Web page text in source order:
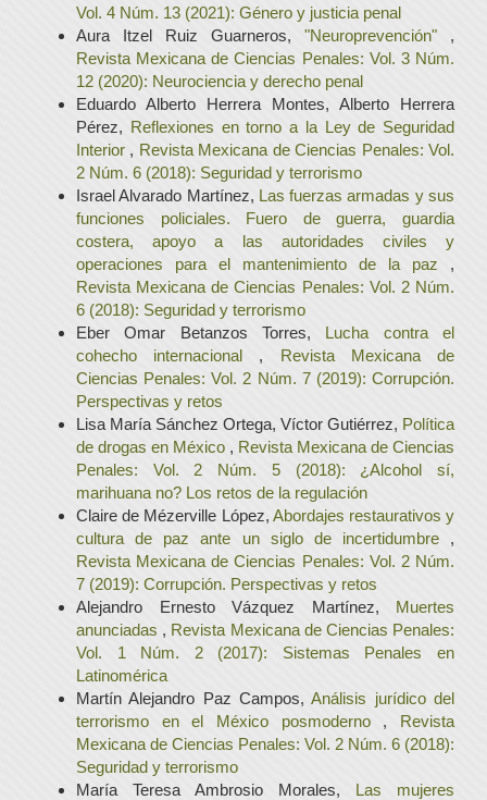
Vol. 4 Núm. 13 (2021): Género y justicia penal
Aura Itzel Ruiz Guarneros, "Neuroprevención" ,
Revista Mexicana de Ciencias Penales: Vol. 3 Núm.
12 (2020): Neurociencia y derecho penal
Eduardo Alberto Herrera Montes, Alberto Herrera
Pérez, Reflexiones en torno a la Ley de Seguridad
Interior , Revista Mexicana de Ciencias Penales: Vol.
2 Núm. 6 (2018): Seguridad y terrorismo
Israel Alvarado Martínez, Las fuerzas armadas y sus
funciones policiales. Fuero de guerra, guardia
costera, apoyo a las autoridades civiles y
operaciones para el mantenimiento de la paz ,
Revista Mexicana de Ciencias Penales: Vol. 2 Núm.
6 (2018): Seguridad y terrorismo
Eber Omar Betanzos Torres, Lucha contra el
cohecho internacional , Revista Mexicana de
Ciencias Penales: Vol. 2 Núm. 7 (2019): Corrupción.
Perspectivas y retos
Lisa María Sánchez Ortega, Víctor Gutiérrez, Política
de drogas en México , Revista Mexicana de Ciencias
Penales: Vol. 2 Núm. 5 (2018): ¿Alcohol sí,
marihuana no? Los retos de la regulación
Claire de Mézerville López, Abordajes restaurativos y
cultura de paz ante un siglo de incertidumbre ,
Revista Mexicana de Ciencias Penales: Vol. 2 Núm.
7 (2019): Corrupción. Perspectivas y retos
Alejandro Ernesto Vázquez Martínez, Muertes
anunciadas , Revista Mexicana de Ciencias Penales:
Vol. 1 Núm. 2 (2017): Sistemas Penales en
Latinomérica
Martín Alejandro Paz Campos,Análisis jurídico del
terrorismo en el México posmoderno , Revista
Mexicana de Ciencias Penales: Vol. 2 Núm. 6 (2018):
Seguridad y terrorismo
María Teresa Ambrosio Morales, Las mujeres